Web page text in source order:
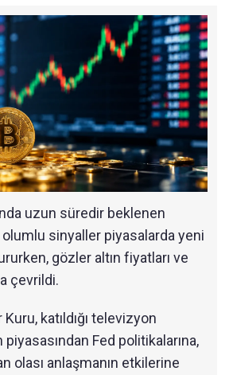
uzun süredir beklenen
sinyaller piyasalarda yeni
gözler altın fiyatları ve
çevrildi.
katıldığı televizyon
piyasasından Fed politikalarına,
olası anlaşmanın etkilerine